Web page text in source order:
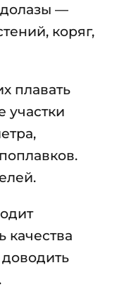
—
коряг,
плавать
участки
качества
доводить